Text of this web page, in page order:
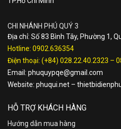
CHI NHÁNH PHÚ QUÝ 3
Địa chỉ: Số 83 Bình Tây, Phường 1,
Hotline: 0902.636354
Điện thoại: (+84) 028.22.40.2323 –
Email: phuquypqe@gmail.com
Website: phuqui.net –
HỖ TRỢ KHÁCH HÀNG
Hướng dẫn mua hàng